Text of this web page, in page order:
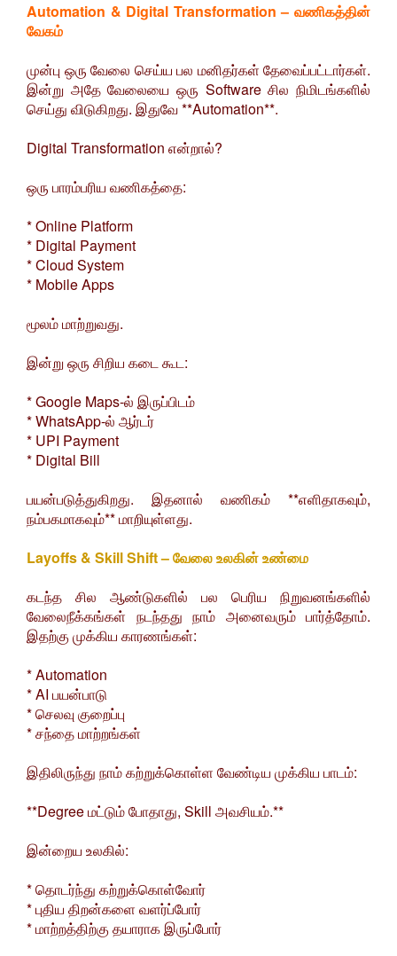
Automation & Digital Transformation – வணிகத்தின்
வேகம்
முன்பு ஒரு வேலை செய்ய பல மனிதர்கள் தேவைப்பட்டார்கள்.
இன்று அதே வேலையை ஒரு Software சில நிமிடங்களில்
செய்து விடுகிறது. இதுவே **Automation**.
Digital Transformation என்றால்?
ஒரு பாரம்பரிய வணிகத்தை:
* Online Platform
* Digital Payment
* Cloud System
* Mobile Apps
மூலம் மாற்றுவது.
இன்று ஒரு சிறிய கடை கூட:
* Google Maps-ல் இருப்பிடம்
* WhatsApp-ல் ஆர்டர்
* UPI Payment
* Digital Bill
பயன்படுத்துகிறது. இதனால் வணிகம் **எளிதாகவும்,
நம்பகமாகவும்** மாறியுள்ளது.
Layoffs & Skill Shift – வேலை உலகின் உண்மை
கடந்த சில ஆண்டுகளில் பல பெரிய நிறுவனங்களில்
வேலைநீக்கங்கள் நடந்தது நாம் அனைவரும் பார்த்தோம்.
இதற்கு முக்கிய காரணங்கள்:
* Automation
* AI பயன்பாடு
* செலவு குறைப்பு
* சந்தை மாற்றங்கள்
இதிலிருந்து நாம் கற்றுக்கொள்ள வேண்டிய முக்கிய பாடம்:
**Degree மட்டும் போதாது, Skill அவசியம்.**
இன்றைய உலகில்:
* தொடர்ந்து கற்றுக்கொள்வோர்
* புதிய திறன்களை வளர்ப்போர்
* மாற்றத்திற்கு தயாராக இருப்போர்